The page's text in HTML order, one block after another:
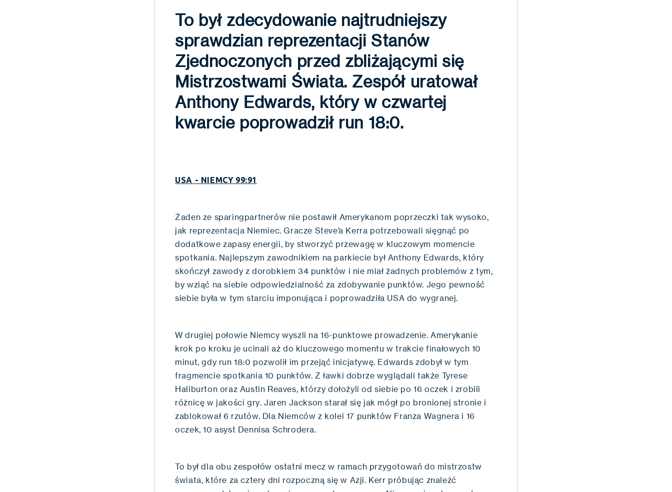
To był zdecydowanie najtrudniejszy
sprawdzian reprezentacji Stanów
Zjednoczonych przed zbliżającymi się
Mistrzostwami Świata. Zespół uratował
Anthony Edwards, który w czwartej
kwarcie poprowadził run 18:0.
USA - NIEMCY 99:91
Żaden ze sparingpartnerów nie postawił Amerykanom poprzeczki tak wysoko,
jak reprezentacja Niemiec. Gracze Steve’a Kerra potrzebowali sięgnąć po
dodatkowe zapasy energii, by stworzyć przewagę w kluczowym momencie
spotkania. Najlepszym zawodnikiem na parkiecie był Anthony Edwards, który
skończył zawody z dorobkiem 34 punktów i nie miał żadnych problemów z tym,
by wziąć na siebie odpowiedzialność za zdobywanie punktów. Jego pewność
siebie była w tym starciu imponująca i poprowadziła USA do wygranej.
W drugiej połowie Niemcy wyszli na 16-punktowe prowadzenie. Amerykanie
krok po kroku je ucinali aż do kluczowego momentu w trakcie finałowych 10
minut, gdy run 18:0 pozwolił im przejąć inicjatywę. Edwards zdobył w tym
fragmencie spotkania 10 punktów. Z ławki dobrze wyglądali także Tyrese
Haliburton oraz Austin Reaves, którzy dołożyli od siebie po 16 oczek i zrobili
różnicę w jakości gry. Jaren Jackson starał się jak mógł po bronionej stronie i
zablokował 6 rzutów. Dla Niemców z kolei 17 punktów Franza Wagnera i 16
oczek, 10 asyst Dennisa Schrodera.
To był dla obu zespołów ostatni mecz w ramach przygotowań do mistrzostw
świata, które za cztery dni rozpoczną się w Azji. Kerr próbując znaleźć